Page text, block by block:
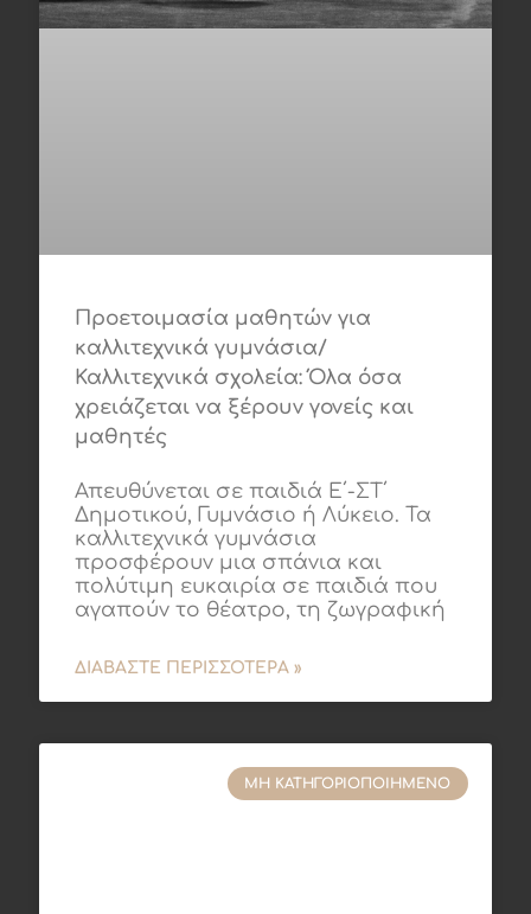
Προετοιμασία μαθητών για
καλλιτεχνικά γυμνάσια/
Καλλιτεχνικά σχολεία: Όλα όσα
χρειάζεται να ξέρουν γονείς και
μαθητές
Απευθύνεται σε παιδιά Ε΄-ΣΤ΄
Δημοτικού, Γυμνάσιο ή Λύκειο. Τα
καλλιτεχνικά γυμνάσια
προσφέρουν μια σπάνια και
πολύτιμη ευκαιρία σε παιδιά που
αγαπούν το θέατρο, τη ζωγραφική
ΔΙΑΒΆΣΤΕ ΠΕΡΙΣΣΌΤΕΡΑ »
ΜΗ ΚΑΤΗΓΟΡΙΟΠΟΙΗΜΈΝΟ